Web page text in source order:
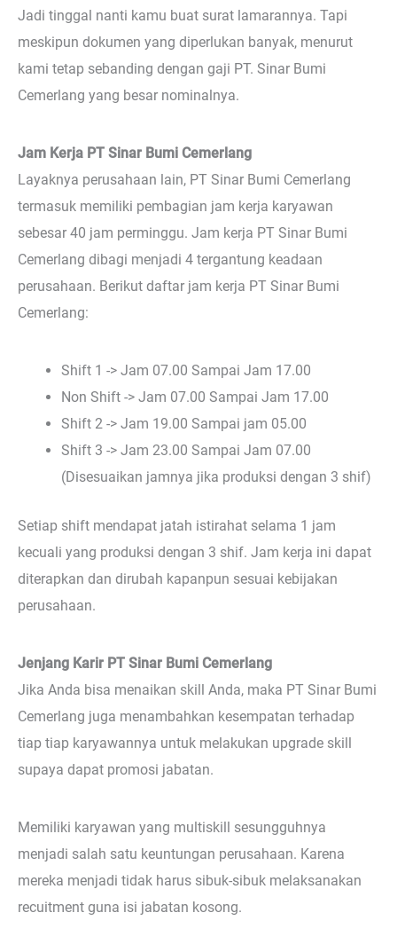
Jadi tinggal nanti kamu buat surat lamarannya. Tapi
meskipun dokumen yang diperlukan banyak, menurut
kami tetap sebanding dengan gaji PT. Sinar Bumi
Cemerlang yang besar nominalnya.
Jam Kerja PT Sinar Bumi Cemerlang
Layaknya perusahaan lain, PT Sinar Bumi Cemerlang
termasuk memiliki pembagian jam kerja karyawan
sebesar 40 jam perminggu. Jam kerja PT Sinar Bumi
Cemerlang dibagi menjadi 4 tergantung keadaan
perusahaan. Berikut daftar jam kerja PT Sinar Bumi
Cemerlang:
Shift 1 -> Jam 07.00 Sampai Jam 17.00
Non Shift -> Jam 07.00 Sampai Jam 17.00
Shift 2 -> Jam 19.00 Sampai jam 05.00
Shift 3 -> Jam 23.00 Sampai Jam 07.00
(Disesuaikan jamnya jika produksi dengan 3 shif)
Setiap shift mendapat jatah istirahat selama 1 jam
kecuali yang produksi dengan 3 shif. Jam kerja ini dapat
diterapkan dan dirubah kapanpun sesuai kebijakan
perusahaan.
Jenjang Karir PT Sinar Bumi Cemerlang
Jika Anda bisa menaikan skill Anda, maka PT Sinar Bumi
Cemerlang juga menambahkan kesempatan terhadap
tiap tiap karyawannya untuk melakukan upgrade skill
supaya dapat promosi jabatan.
Memiliki karyawan yang multiskill sesungguhnya
menjadi salah satu keuntungan perusahaan. Karena
mereka menjadi tidak harus sibuk-sibuk melaksanakan
recuitment guna isi jabatan kosong.